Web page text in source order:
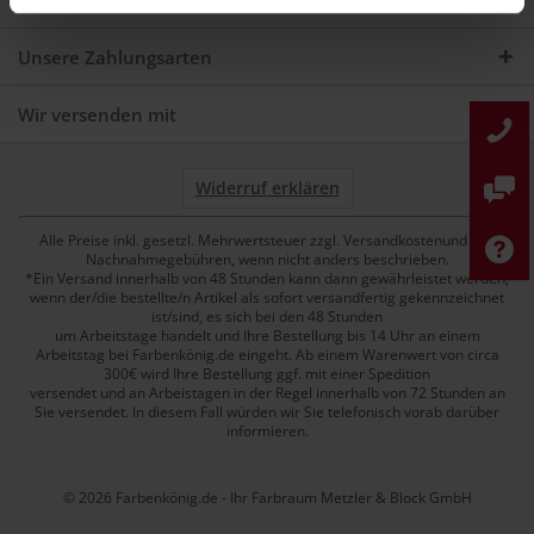
Unsere Zahlungsarten
Wir versenden mit
Widerruf erklären
Alle Preise inkl. gesetzl. Mehrwertsteuer zzgl. Versandkostenund ggf.
Nachnahmegebühren, wenn nicht anders beschrieben.
*Ein Versand innerhalb von 48 Stunden kann dann gewährleistet werden,
wenn der/die bestellte/n Artikel als sofort versandfertig gekennzeichnet
ist/sind, es sich bei den 48 Stunden
um Arbeitstage handelt und Ihre Bestellung bis 14 Uhr an einem
Arbeitstag bei Farbenkönig.de eingeht. Ab einem Warenwert von circa
300€ wird Ihre Bestellung ggf. mit einer Spedition
versendet und an Arbeistagen in der Regel innerhalb von 72 Stunden an
Sie versendet. In diesem Fall würden wir Sie telefonisch vorab darüber
informieren.
© 2026 Farbenkönig.de - Ihr Farbraum Metzler & Block GmbH